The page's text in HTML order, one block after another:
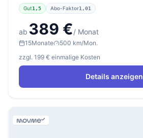
Gut1,5 Abo-Faktor1,01
ab 389 €/ Monat
15Monate
500 km/Mon.
zzgl. 199 € einmalige Kosten
Details anzeigen